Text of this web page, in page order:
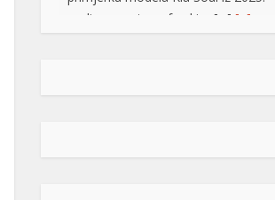
pravnom časopisu: Visoki
bio ovlašten da donosi zakone, ni
dokumentima koji priznaju pravo na